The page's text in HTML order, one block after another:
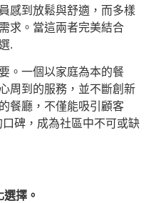
感到放鬆與舒適，而多樣
求。當這兩者完美結合
.
。一個以家庭為本的餐
周到的服務，並不斷創新
餐廳，不僅能吸引顧客
碑，成為社區中不可或缺
擇。